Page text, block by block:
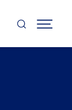
MENÚ